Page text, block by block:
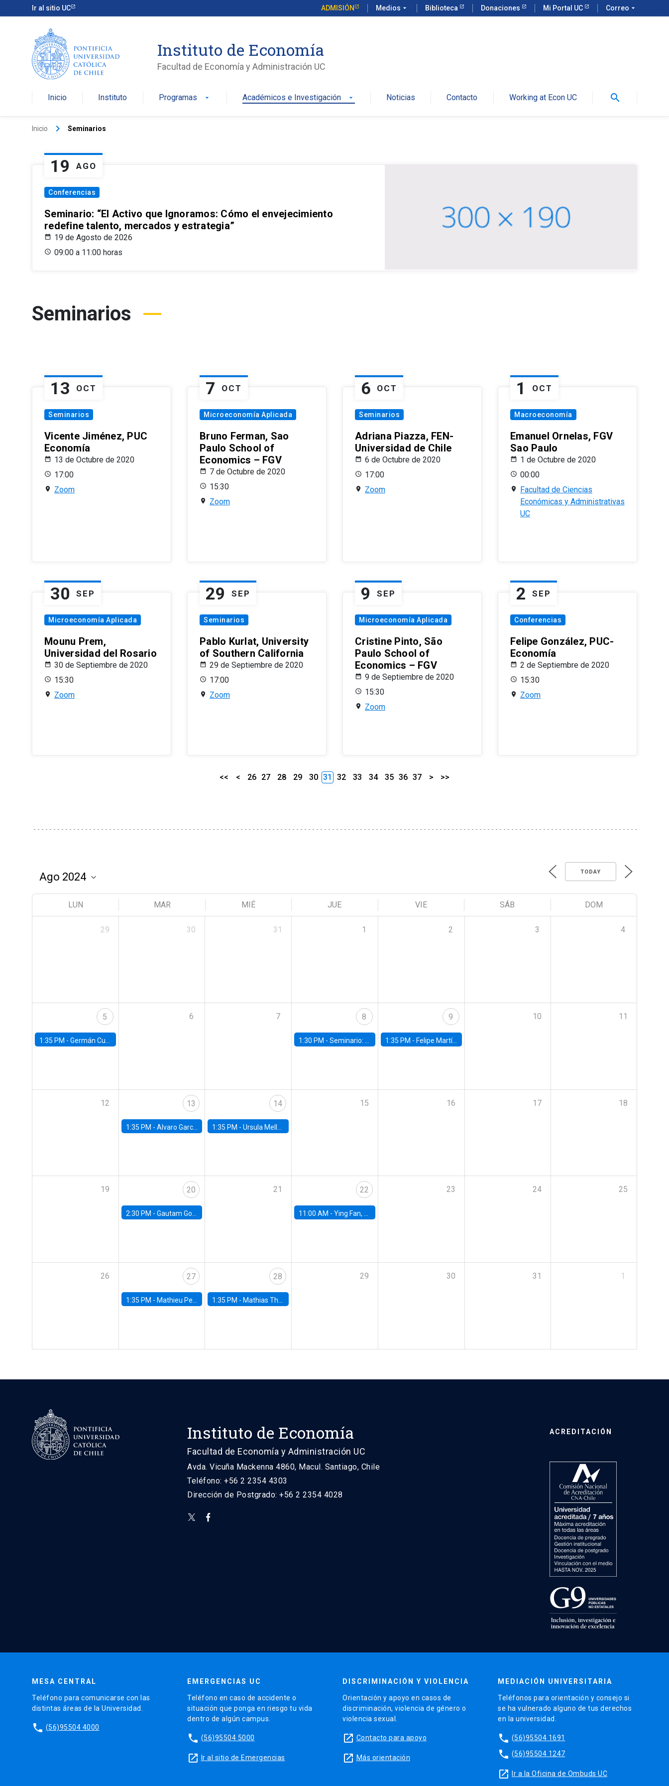
Ir al sitio UC ADMISIÓN Medios arrow_drop_down Biblioteca Donaciones Mi Portal UC Correo arrow_drop_down
Instituto de Economía
Facultad de Economía y Administración UC
Inicio Instituto Programas arrow_drop_down Académicos e Investigación arrow_drop_down Noticias Contacto Working at Econ UC search
Inicio keyboard_arrow_right Seminarios
19 AGO
Conferencias
Seminario: “El Activo que Ignoramos: Cómo el envejecimiento
redefine talento, mercados y estrategia”
19 de Agosto de 2026
09:00 a 11:00 horas
Seminarios
13 OCT
Seminarios
Vicente Jiménez, PUC
Economía
13 de Octubre de 2020
17:00
Zoom
7 OCT
Microeconomía Aplicada
Bruno Ferman, Sao
Paulo School of
Economics – FGV
7 de Octubre de 2020
15:30
Zoom
6 OCT
Seminarios
Adriana Piazza, FEN-
Universidad de Chile
6 de Octubre de 2020
17:00
Zoom
1 OCT
Macroeconomía
Emanuel Ornelas, FGV
Sao Paulo
1 de Octubre de 2020
00:00
Facultad de Ciencias
Económicas y Administrativas
UC
30 SEP
Microeconomía Aplicada
Mounu Prem,
Universidad del Rosario
30 de Septiembre de 2020
15:30
Zoom
29 SEP
Seminarios
Pablo Kurlat, University
of Southern California
29 de Septiembre de 2020
17:00
Zoom
9 SEP
Microeconomía Aplicada
Cristine Pinto, São
Paulo School of
Economics – FGV
9 de Septiembre de 2020
15:30
Zoom
2 SEP
Conferencias
Felipe González, PUC-
Economía
2 de Septiembre de 2020
15:30
Zoom
<< < 26 27 28 29 30 31 32 33 34 35 36 37 > >>
TODAY
LUN MAR MIÉ JUE VIE SÁB DOM
29 30 31 1 2 3 4
5
1:35 PM - Germán Cubas, University of Houston
6 7 8
1:30 PM -Seminario: “Recuperando la humanidad para progresar en la era de la IA»
9
1:35 PM - Felipe Martínez, alumno Doctorado en Economía UC
10 11
12 13
1:35 PM - Alvaro Garcia-Marin, Universidad de Los Andes
14
1:35 PM -Ursula Mello, Insper - Institute of Education and Research
15 16 17 18
19 20
2:30 PM - Gautam Gowrisankaran, Columbia University
21 22
11:00 AM -Ying Fan, University of Michigan
23 24 25
26 27
1:35 PM - Mathieu Pedemonte, IDB
28
1:35 PM - Mathias Thoenig, University of Lausanne
29 30 31 1
Instituto de Economía
Facultad de Economía y Administración UC
Avda. Vicuña Mackenna 4860, Macul. Santiago, Chile
Teléfono: +56 2 2354 4303
Dirección de Postgrado: +56 2 2354 4028
ACREDITACIÓN
MESA CENTRAL
Teléfono para comunicarse con las
distintas áreas de la Universidad.
phone (56)95504 4000
EMERGENCIAS UC
Teléfono en caso de accidente o
situación que ponga en riesgo tu vida
dentro de algún campus.
phone (56)95504 5000
launch Ir al sitio de Emergencias
DISCRIMINACIÓN Y VIOLENCIA
Orientación y apoyo en casos de
discriminación, violencia de género o
violencia sexual.
launch Contacto para apoyo
launch Más orientación
MEDIACIÓN UNIVERSITARIA
Teléfonos para orientación y consejo si
se ha vulnerado alguno de tus derechos
en la universidad.
phone (56)95504 1691
phone (56)95504 1247
launch Ir a la Oficina de Ombuds UC